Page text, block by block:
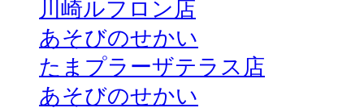
川崎ルフロン店
あそびのせかい
たまプラーザテラス店
あそびのせかい